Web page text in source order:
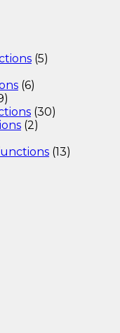
(5)
(6)
(30)
(2)
(13)